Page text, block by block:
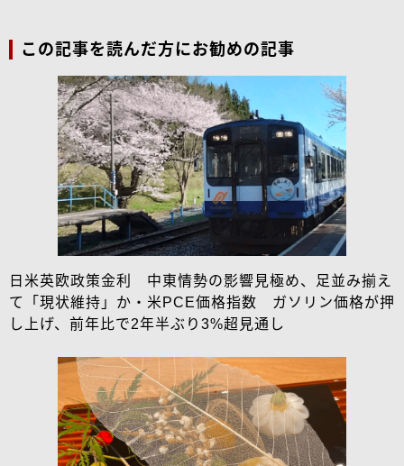
この記事を読んだ方にお勧めの記事
日米英欧政策金利 中東情勢の影響見極め、足並み揃え
て「現状維持」か・米PCE価格指数 ガソリン価格が押
し上げ、前年比で2年半ぶり3%超見通し